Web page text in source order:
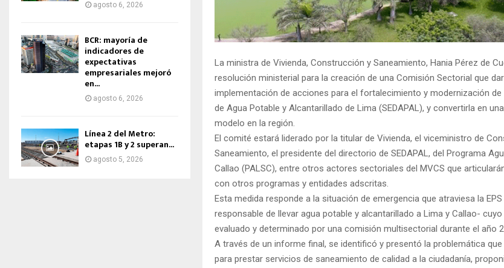
La ministra de Vivienda, Construcción y Saneamiento, Hania Pérez de
resolución ministerial para la creación de una Comisión Sectorial que
implementación de acciones para el fortalecimiento y modernización de
de Agua Potable y Alcantarillado de Lima (SEDAPAL), y convertirla en
modelo en la región.
El comité estará liderado por la titular de Vivienda, el viceministro de
Saneamiento, el presidente del directorio de SEDAPAL, del Programa
Callao (PALSC), entre otros actores sectoriales del MVCS que
con otros programas y entidades adscritas. ​​
Esta medida responde a la situación de emergencia que atraviesa la
responsable de llevar agua potable y alcantarillado a Lima y Callao-
evaluado y determinado por una comisión multisectorial durante el año
A través de un informe final, se identificó y presentó la problemática que
para prestar servicios de saneamiento de calidad a la ciudadanía,
agosto 6, 2026
BCR: mayoría de
indicadores de
expectativas
empresariales mejoró
en...
agosto 6, 2026
Línea 2 del Metro:
etapas 1B y 2 superan...
agosto 5, 2026